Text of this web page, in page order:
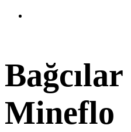
Mineflo